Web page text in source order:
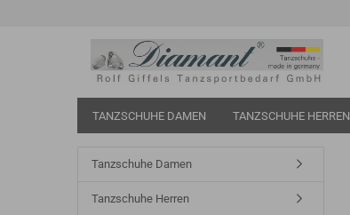
TANZSCHUHE DAMEN TANZSCHUHE HERREN
Tanzschuhe Damen
Tanzschuhe Herren